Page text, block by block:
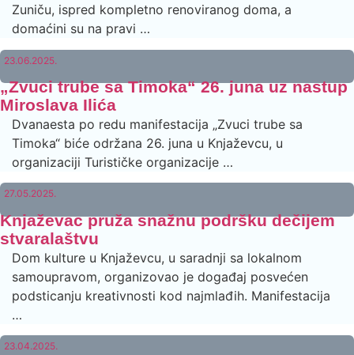
Zuniču, ispred kompletno renoviranog doma, a
domaćini su na pravi …
23.06.2025.
„Zvuci trube sa Timoka“ 26. juna uz nastup
Miroslava Ilića
Dvanaesta po redu manifestacija „Zvuci trube sa
Timoka“ biće održana 26. juna u Knjaževcu, u
organizaciji Turističke organizacije …
27.05.2025.
Knjaževac pruža snažnu podršku dečijem
stvaralaštvu
Dom kulture u Knjaževcu, u saradnji sa lokalnom
samoupravom, organizovao je događaj posvećen
podsticanju kreativnosti kod najmlađih. Manifestacija
…
23.04.2025.